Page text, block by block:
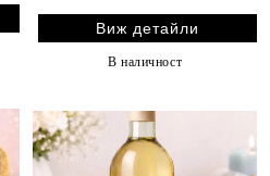
Виж детайли
В наличност